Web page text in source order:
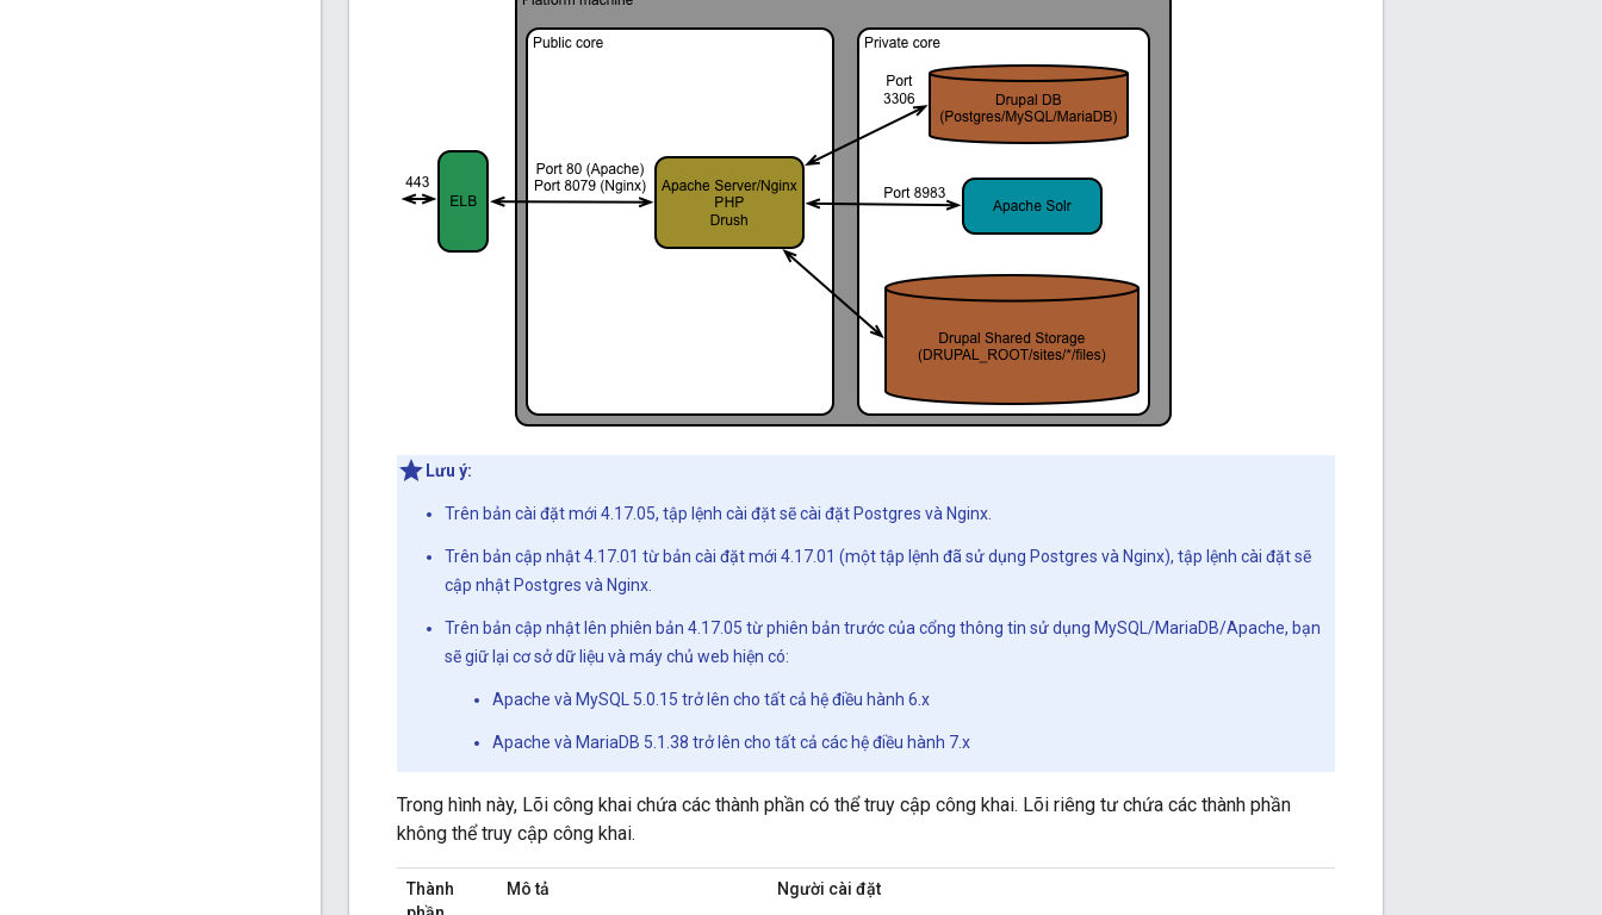
Lưu ý:
Trên bản cài đặt mới 4.17.05, tập lệnh cài đặt sẽ cài đặt Postgres và Nginx.
Trên bản cập nhật 4.17.01 từ bản cài đặt mới 4.17.01 (một tập lệnh đã sử dụng Postgres và Nginx), tập lệnh cài đặt sẽ
cập nhật Postgres và Nginx.
Trên bản cập nhật lên phiên bản 4.17.05 từ phiên bản trước của cổng thông tin sử dụng MySQL/MariaDB/Apache, bạn
sẽ giữ lại cơ sở dữ liệu và máy chủ web hiện có:
Apache và MySQL 5.0.15 trở lên cho tất cả hệ điều hành 6.x
Apache và MariaDB 5.1.38 trở lên cho tất cả các hệ điều hành 7.x
Trong hình này, Lõi công khai chứa các thành phần có thể truy cập công khai. Lõi riêng tư chứa các thành phần
không thể truy cập công khai.
Thành
Mô tả Người cài đặt